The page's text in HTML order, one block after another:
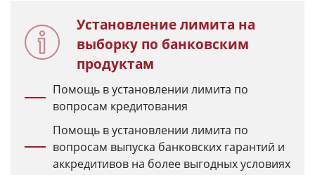
Установление лимита на
выборку по банковским
продуктам
Помощь в установлении лимита по
вопросам кредитования
Помощь в установлении лимита по
вопросам выпуска банковских гарантий и
аккредитивов на более выгодных условиях